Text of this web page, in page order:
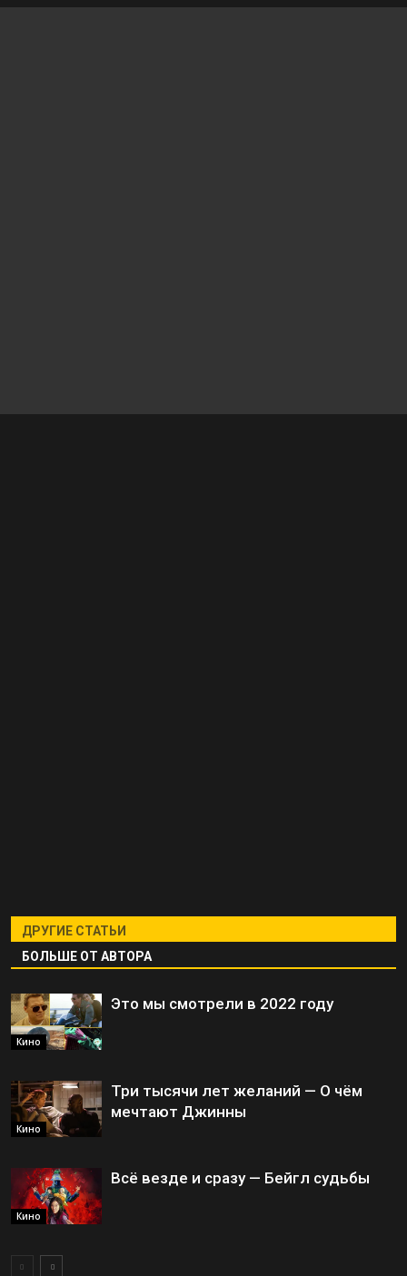
ДРУГИЕ СТАТЬИ
БОЛЬШЕ ОТ АВТОРА
Кино
Это мы смотрели в 2022 году
Кино
Три тысячи лет желаний — О чём
мечтают Джинны
Кино
Всё везде и сразу — Бейгл судьбы